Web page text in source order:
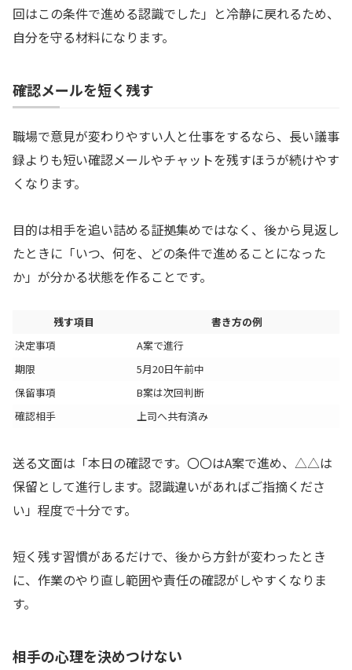
回はこの条件で進める認識でした」と冷静に戻れるため、
自分を守る材料になります。
確認メールを短く残す
職場で意見が変わりやすい人と仕事をするなら、長い議事
録よりも短い確認メールやチャットを残すほうが続けやす
くなります。
目的は相手を追い詰める証拠集めではなく、後から見返し
たときに「いつ、何を、どの条件で進めることになった
か」が分かる状態を作ることです。
残す項目
書き方の例
決定事項
A案で進行
期限
5月20日午前中
保留事項
B案は次回判断
確認相手
上司へ共有済み
送る文面は「本日の確認です。〇〇はA案で進め、△△は
保留として進行します。認識違いがあればご指摘くださ
い」程度で十分です。
短く残す習慣があるだけで、後から方針が変わったとき
に、作業のやり直し範囲や責任の確認がしやすくなりま
す。
相手の心理を決めつけない